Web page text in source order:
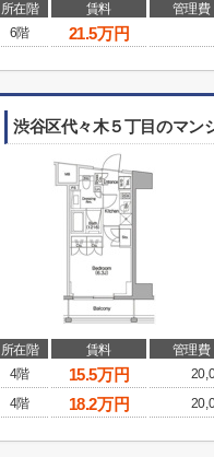
所在階 賃料 管理費
6階
21.5万円
渋谷区代々木５丁目のマン
所在階 賃料 管理費
4階
15.5万円
4階
18.2万円